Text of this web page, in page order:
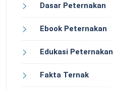
Dasar Peternakan
Ebook Peternakan
Edukasi Peternakan
Fakta Ternak